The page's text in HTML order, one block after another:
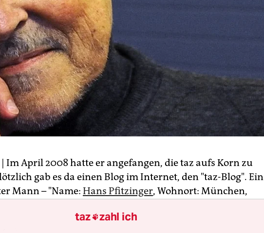
| Im April 2008 hatte er angefangen, die taz aufs Korn zu
gab es da einen Blog im Internet, den "taz-Blog". Ein
Mann – "Name: Hans Pfitzinger, Wohnort: München,
& Tadel, Perlen & Mist" kündigte er an.
taz zahl ich